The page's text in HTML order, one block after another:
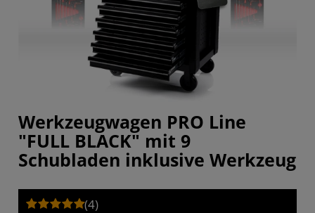
Werkzeugwagen PRO Line
"FULL BLACK" mit 9
Schubladen inklusive Werkzeug
(4)